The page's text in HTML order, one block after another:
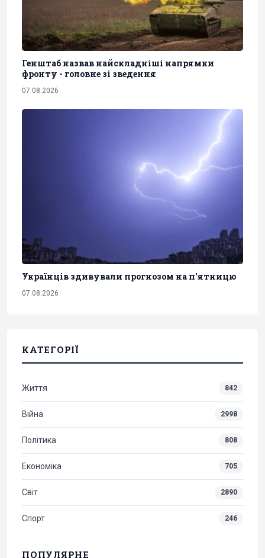
Генштаб назвав найскладніші напрямки
фронту - головне зі зведення
07.08.2026
Українців здивували прогнозом на п'ятницю
07.08.2026
КАТЕГОРІЇ
Життя 842
Війна 2998
Політика 808
Економіка 705
Світ 2890
Спорт 246
ПОПУЛЯРНЕ